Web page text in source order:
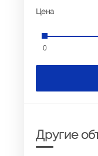
Цена
0
Другие